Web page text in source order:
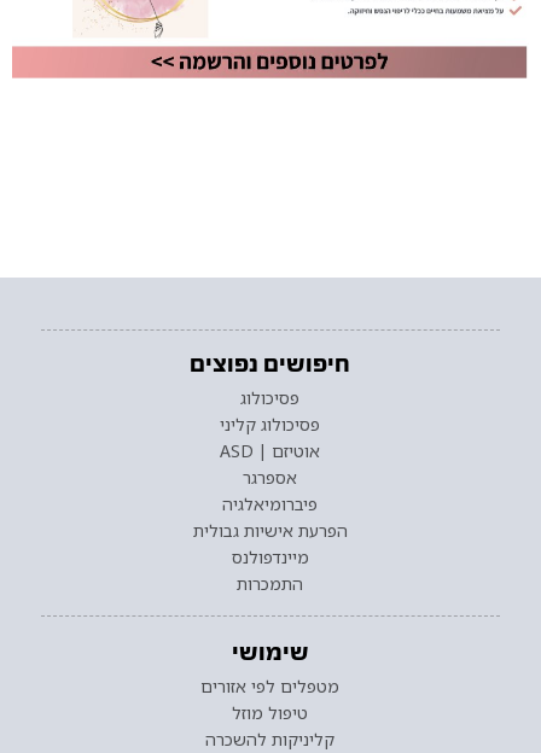
חיפושים נפוצים
פסיכולוג
פסיכולוג קליני
אוטיזם | ASD
אספרגר
פיברומיאלגיה
הפרעת אישיות גבולית
מיינדפולנס
התמכרות
שימושי
מטפלים לפי אזורים
טיפול מוזל
קליניקות להשכרה